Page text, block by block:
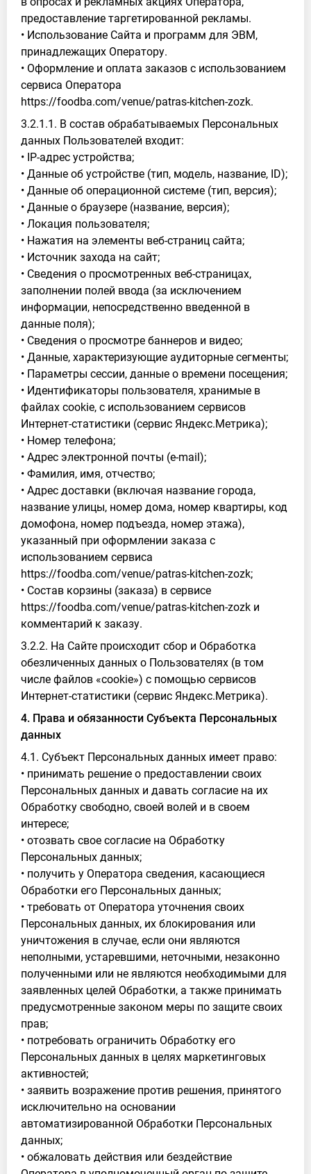
предоставление таргетированной рекламы.
• Использование Сайта и программ для ЭВМ,
принадлежащих Оператору.
• Оформление и оплата заказов с использованием
сервиса Оператора
https://foodba.com/venue/patras-kitchen-zozk.
3.2.1.1. В состав обрабатываемых Персональных
данных Пользователей входит:
• IP-адрес устройства;
• Данные об устройстве (тип, модель, название, ID);
• Данные об операционной системе (тип, версия);
• Данные о браузере (название, версия);
• Локация пользователя;
• Нажатия на элементы веб-страниц сайта;
• Источник захода на сайт;
• Сведения о просмотренных веб-страницах,
заполнении полей ввода (за исключением
информации, непосредственно введенной в
данные поля);
• Сведения о просмотре баннеров и видео;
• Данные, характеризующие аудиторные сегменты;
• Параметры сессии, данные о времени посещения;
• Идентификаторы пользователя, хранимые в
файлах cookie, с использованием сервисов
Интернет-статистики (сервис Яндекс.Метрика);
• Номер телефона;
• Адрес электронной почты (e-mail);
• Фамилия, имя, отчество;
• Адрес доставки (включая название города,
название улицы, номер дома, номер квартиры, код
домофона, номер подъезда, номер этажа),
указанный при оформлении заказа с
использованием сервиса
https://foodba.com/venue/patras-kitchen-zozk;
• Состав корзины (заказа) в сервисе
https://foodba.com/venue/patras-kitchen-zozk и
комментарий к заказу.
3.2.2. На Сайте происходит сбор и Обработка
обезличенных данных о Пользователях (в том
числе файлов «cookie») с помощью сервисов
Интернет-статистики (сервис Яндекс.Метрика).
4. Права и обязанности Субъекта Персональных
данных
4.1. Субъект Персональных данных имеет право:
• принимать решение о предоставлении своих
Персональных данных и давать согласие на их
Обработку свободно, своей волей и в своем
интересе;
• отозвать свое согласие на Обработку
Персональных данных;
• получить у Оператора сведения, касающиеся
Обработки его Персональных данных;
• требовать от Оператора уточнения своих
Персональных данных, их блокирования или
уничтожения в случае, если они являются
неполными, устаревшими, неточными, незаконно
полученными или не являются необходимыми для
заявленных целей Обработки, а также принимать
предусмотренные законом меры по защите своих
прав;
• потребовать ограничить Обработку его
Персональных данных в целях маркетинговых
активностей;
• заявить возражение против решения, принятого
исключительно на основании
автоматизированной Обработки Персональных
данных;
• обжаловать действия или бездействие